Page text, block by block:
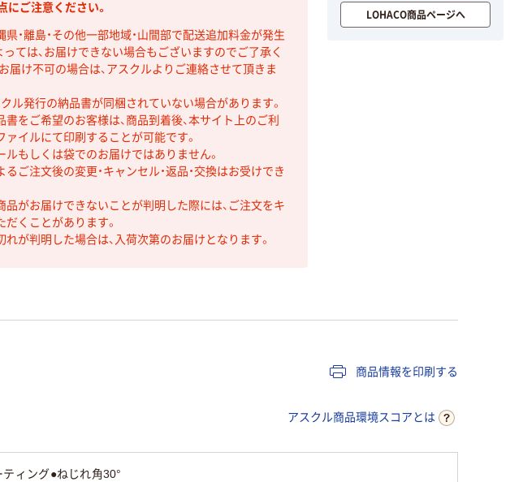
にご注意ください。
・離島・その他一部地域・山間部で配送追加料金が発生
っては、お届けできない場合もございますのでご了承く
届け不可の場合は、アスクルよりご連絡させて頂きま
クル発行の納品書が同梱されていない場合があります。
をご希望のお客様は、商品到着後、本サイト上のご利
ァイルにて印刷することが可能です。
ルもしくは袋でのお届けではありません。
ご注文後の変更・キャンセル・返品・交換はお受けでき
品がお届けできないことが判明した際には、ご注文をキ
くことがあります。
が判明した場合は、入荷次第のお届けとなります。
LOHACO商品ページへ
商品情報を印刷する
アスクル商品環境スコアとは
ィング●ねじれ角30°